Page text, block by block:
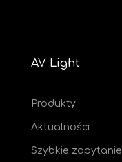
AV Light
Produkty
Aktualności
Szybkie zapytanie